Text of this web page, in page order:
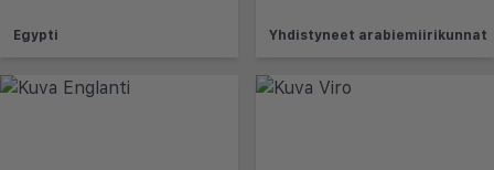
Egypti Yhdistyneet arabiemiirikunnat